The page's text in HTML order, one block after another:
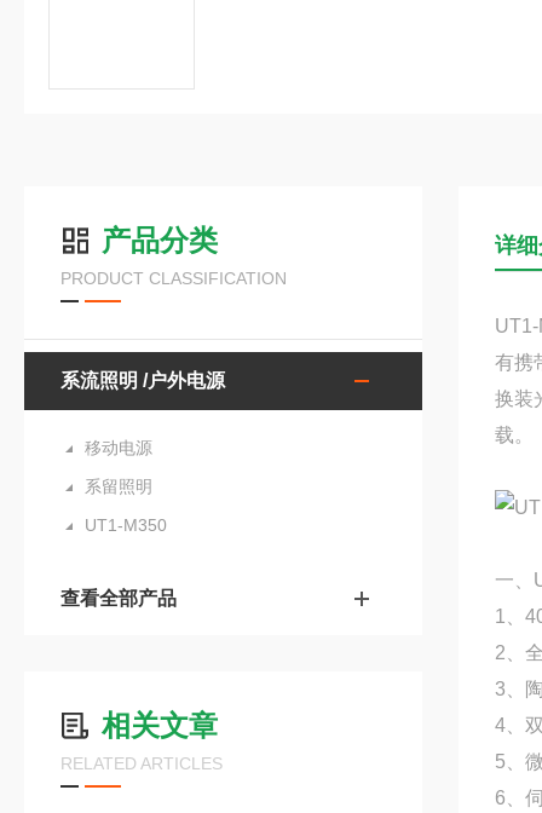
产品分类
PRODUCT CLASSIFICATION
系流照明 /户外电源
移动电源
系留照明
UT1-M350
查看全部产品
相关文章
RELATED ARTICLES
详
有携
换装
载。
一、
1、
2、
3、
4、
5、
6、